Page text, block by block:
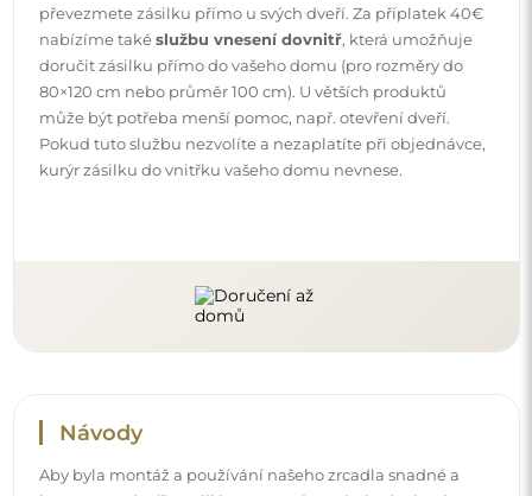
Najdete v nich všechny kroky nezbytné ke správné
montáži zrcadla, a také rady týkající se jeho péče, čištění a
údržby, abyste se mohli dlouho těšit z jeho bezvadného
vzhledu.
Prohlédněte si návody k montáži a použití.
akcemi, objevujte trendy v dekoraci a hledejte nápady
na krásné interiéry. Připojte se k naší komunitě a